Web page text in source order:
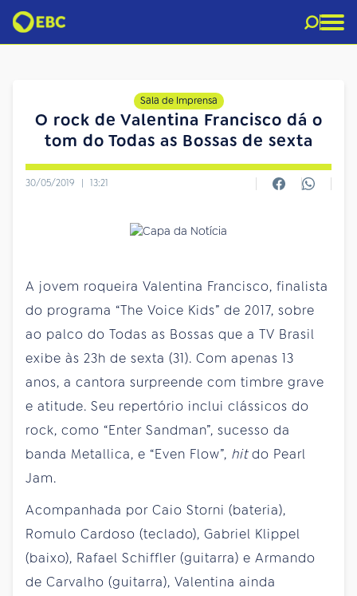
Sala de Imprensa
O rock de Valentina Francisco dá o
tom do Todas as Bossas de sexta
30/05/2019 | 13:21
A jovem roqueira Valentina Francisco, finalista
do programa “The Voice Kids” de 2017, sobre
ao palco do Todas as Bossas que a TV Brasil
exibe às 23h de sexta (31). Com apenas 13
anos, a cantora surpreende com timbre grave
e atitude. Seu repertório inclui clássicos do
rock, como “Enter Sandman”, sucesso da
banda Metallica, e “Even Flow”, hitdo Pearl
Jam.
Acompanhada por Caio Storni (bateria),
Romulo Cardoso (teclado), Gabriel Klippel
(baixo), Rafael Schiffler (guitarra) e Armando
de Carvalho (guitarra), Valentina ainda